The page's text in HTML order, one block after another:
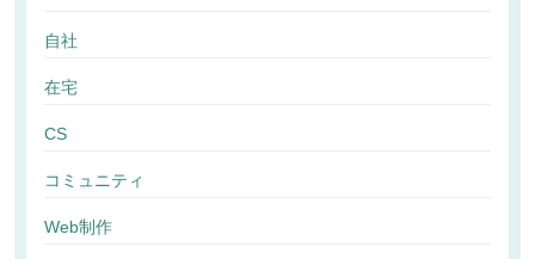
自社
在宅
CS
コミュニティ
Web制作